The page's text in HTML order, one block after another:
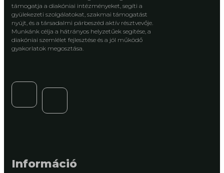
támogatja a diakóniai intézményeket, segíti a
gyülekezeti szolgálatokat, szakmai támogatást
nyújt, és a társadalmi párbeszéd aktív résztvevője.
Munkánk célja a hátrányos helyzetűek segítése, a
diakóniai szemlélet fejlesztése és a jól működő
gyakorlatok megosztása.
Információ